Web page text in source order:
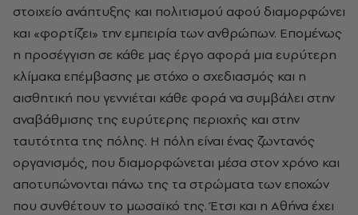
στοιχείο ανάπτυξης και πολιτισμού αφού διαμορφώνει
και «φορτίζει» την εμπειρία των ανθρώπων. Επομένως
η προσέγγιση σε κάθε μας έργο αφορά μια ευρύτερη
κλίμακα επέμβασης με στόχο ο σχεδιασμός και η
αισθητική που γεννιέται κάθε φορά να συμβάλει στην
αναβάθμισης της ευρύτερης περιοχής και στην
ταυτότητα της πόλης. Η πόλη είναι ένας ζωντανός
οργανισμός, που διαμορφώνεται μέσα στον χρόνο και
αποτυπώνονται πάνω της τα στρώματα των εποχών
που συνθέτουν το μωσαϊκό της. Έτσι και η Αθήνα έχει